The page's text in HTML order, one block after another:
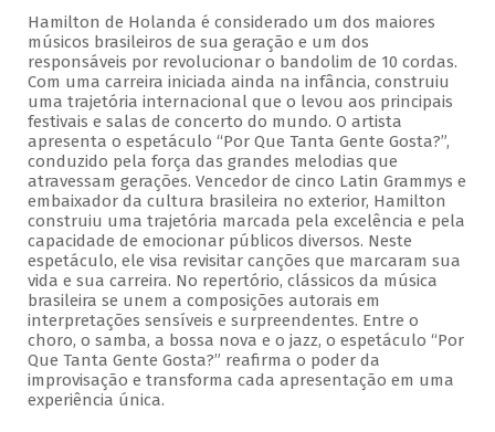
Hamilton de Holanda é considerado um dos maiores
músicos brasileiros de sua geração e um dos
responsáveis por revolucionar o bandolim de 10 cordas.
Com uma carreira iniciada ainda na infância, construiu
uma trajetória internacional que o levou aos principais
festivais e salas de concerto do mundo. O artista
apresenta o espetáculo “Por Que Tanta Gente Gosta?”,
conduzido pela força das grandes melodias que
atravessam gerações. Vencedor de cinco Latin Grammys e
embaixador da cultura brasileira no exterior, Hamilton
construiu uma trajetória marcada pela excelência e pela
capacidade de emocionar públicos diversos. Neste
espetáculo, ele visa revisitar canções que marcaram sua
vida e sua carreira. No repertório, clássicos da música
brasileira se unem a composições autorais em
interpretações sensíveis e surpreendentes. Entre o
choro, o samba, a bossa nova e o jazz, o espetáculo “Por
Que Tanta Gente Gosta?” reafirma o poder da
improvisação e transforma cada apresentação em uma
experiência única.